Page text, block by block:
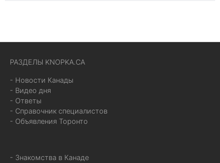
РАЗДЕЛЫ KNOPKA.CA
- Новости Канады
- Видео дня
- Ответы
- Справочник специалистов
- Объявления Торонто
- Знакомства в Канаде